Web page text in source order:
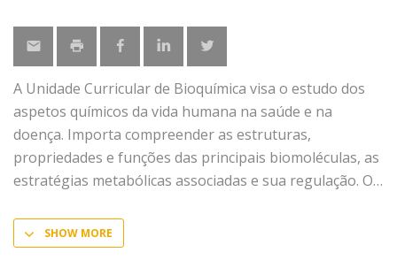
A Unidade Curricular de Bioquímica visa o estudo dos
aspetos químicos da vida humana na saúde e na
doença. Importa compreender as estruturas,
propriedades e funções das principais biomoléculas, as
estratégias metabólicas associadas e sua regulação. O
SHOW MORE